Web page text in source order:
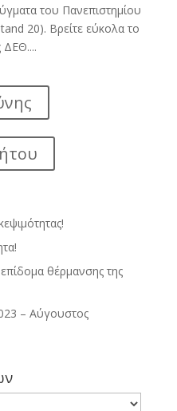
του Πανεπιστημίου
20). Βρείτε εύκολα το
ΔΕΘ....
θέρμανσης της
– Αύγουστος